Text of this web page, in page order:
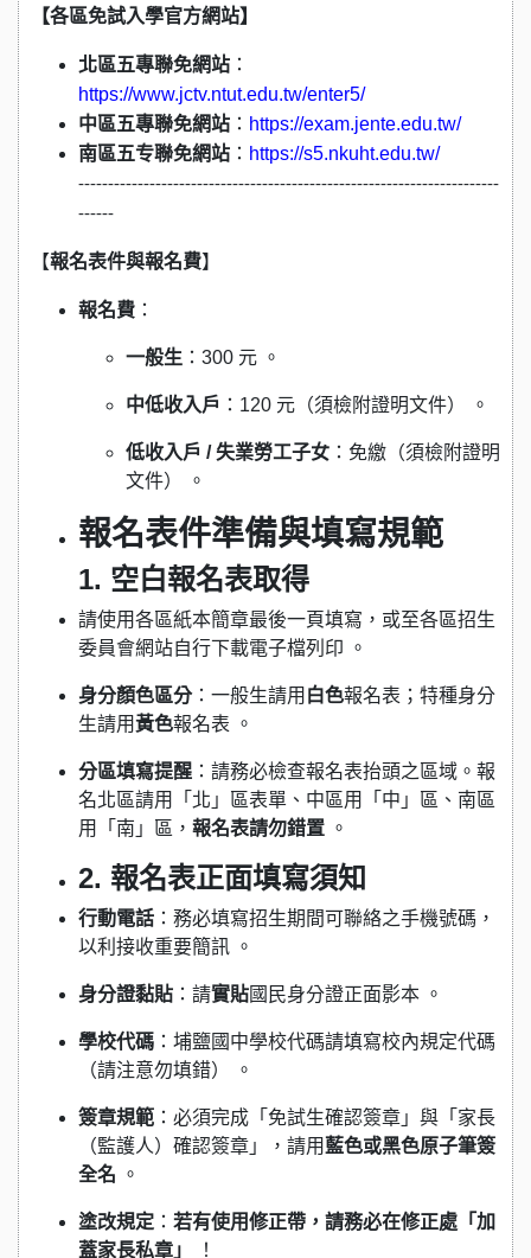
【各區免試入學官方網站】
北區五專聯免網站 ：
https://www.jctv.ntut.edu.tw/enter5/
中區五專聯免網站 ： https://exam.jente.edu.tw/
南區五专聯免網站 ： https://s5.nkuht.edu.tw/
-----------------------------------------------------------------------
------
【報名表件與報名費】
報名費 ：
一般生 ：300 元 。
中低收入戶 ：120 元（須檢附證明文件） 。
低收入戶 / 失業勞工子女 ：免繳（須檢附證明
文件） 。
報名表件準備與填寫規範
1. 空白報名表取得
請使用各區紙本簡章最後一頁填寫，或至各區招生
委員會網站自行下載電子檔列印 。
身分顏色區分：一般生請用 白色報名表；特種身分
生請用黃色報名表 。
分區填寫提醒 ：請務必檢查報名表抬頭之區域。報
名北區請用「北」區表單、中區用「中」區、南區
用「南」區， 報名表請勿錯置 。
2. 報名表正面填寫須知
行動電話 ：務必填寫招生期間可聯絡之手機號碼，
以利接收重要簡訊 。
身分證黏貼 ：請實貼國民身分證正面影本 。
學校代碼 ：埔鹽國中學校代碼請填寫校內規定代碼
（請注意勿填錯） 。
簽章規範 ：必須完成「免試生確認簽章」與「家長
（監護人）確認簽章」，請用 藍色或黑色原子筆簽
全名 。
塗改規定 ： 若有使用修正帶，請務必在修正處「加
蓋家長私章」
！